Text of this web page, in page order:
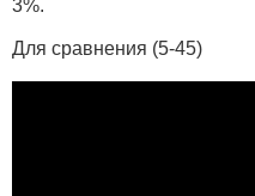
3%.
Для сравнения (5-45)